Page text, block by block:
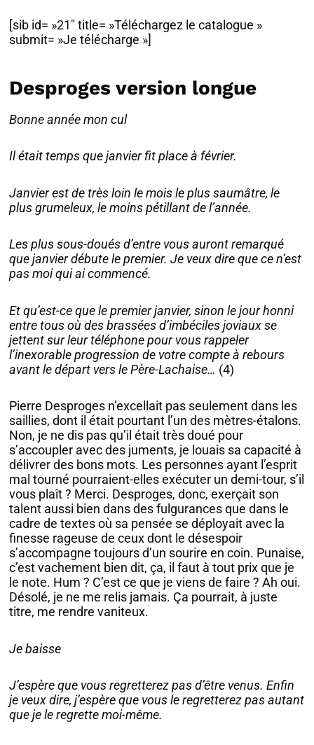
[sib id= »21″ title= »Téléchargez le catalogue »
submit= »Je télécharge »]
Desproges version longue
Bonne année mon cul
Il était temps que janvier fit place à février.
Janvier est de très loin le mois le plus saumâtre, le
plus grumeleux, le moins pétillant de l’année.
Les plus sous-doués d’entre vous auront remarqué
que janvier débute le premier. Je veux dire que ce n’est
pas moi qui ai commencé.
Et qu’est-ce que le premier janvier, sinon le jour honni
entre tous où des brassées d’imbéciles joviaux se
jettent sur leur téléphone pour vous rappeler
l’inexorable progression de votre compte à rebours
avant le départ vers le Père-Lachaise… (4)
Pierre Desproges n’excellait pas seulement dans les
saillies, dont il était pourtant l’un des mètres-étalons.
Non, je ne dis pas qu’il était très doué pour
s’accoupler avec des juments, je louais sa capacité à
délivrer des bons mots. Les personnes ayant l’esprit
mal tourné pourraient-elles exécuter un demi-tour, s’il
vous plaît ? Merci. Desproges, donc, exerçait son
talent aussi bien dans des fulgurances que dans le
cadre de textes où sa pensée se déployait avec la
finesse rageuse de ceux dont le désespoir
s’accompagne toujours d’un sourire en coin. Punaise,
c’est vachement bien dit, ça, il faut à tout prix que je
le note. Hum ? C’est ce que je viens de faire ? Ah oui.
Désolé, je ne me relis jamais. Ça pourrait, à juste
titre, me rendre vaniteux.
Je baisse
J’espère que vous regretterez pas d’être venus. Enfin
je veux dire, j’espère que vous le regretterez pas autant
que je le regrette moi-même.